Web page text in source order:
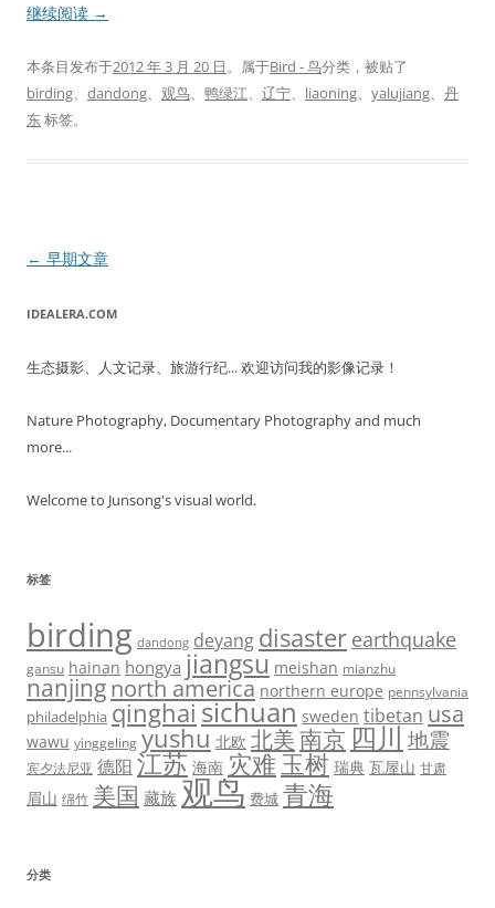
继续阅读 →
本条目发布于2012 年 3 月 20 日。属于Bird - 鸟分类，被贴了
birding、 dandong、 观鸟、 鸭绿江、 辽宁、 liaoning、 yalujiang、 丹
东标签。
文
导
← 早期文章
IDEALERA.COM
生态摄影、人文记录、旅游行纪... 欢迎访问我的影像记录！
Nature Photography, Documentary Photography and much
more...
Welcome to Junsong's visual world.
标签
birding dandong deyang disaster earthquake
gansu hainan hongya jiangsu meishan mianzhu
nanjingnorth america northern europe pennsylvania
philadelphia qinghai sichuan sweden tibetan usa
wawu yinggeling yushu 北欧 北美南京 四川 地震
宾夕法尼亚 德阳 江苏 海南 灾难 玉树 瑞典 瓦屋山 甘肃
眉山 绵竹 美国 藏族 观鸟 费城 青海
分类